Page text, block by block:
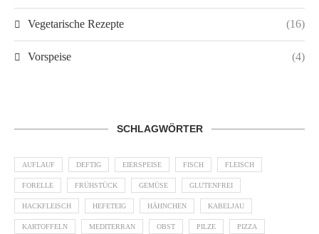
Vegetarische Rezepte (16)
Vorspeise (4)
SCHLAGWÖRTER
AUFLAUF DEFTIG EIERSPEISE FISCH FLEISCH
FORELLE FRÜHSTÜCK GEMÜSE GLUTENFREI
HACKFLEISCH HEFETEIG HÄHNCHEN KABELJAU
KARTOFFELN MEDITERRAN OBST PILZE PIZZA